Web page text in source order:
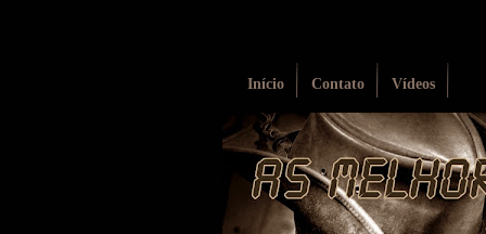
Início Contato Vídeos